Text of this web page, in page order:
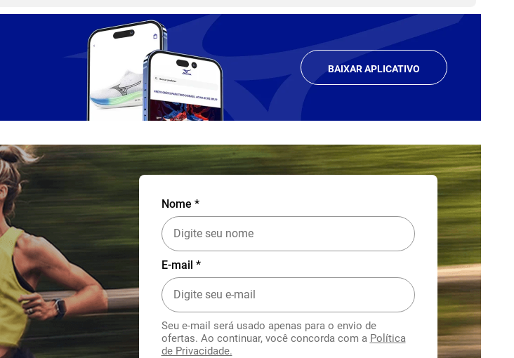
BAIXAR APLICATIVO
Nome *
E-mail *
Seu e-mail será usado apenas para o envio de
ofertas. Ao continuar, você concorda com a Política
de Privacidade.